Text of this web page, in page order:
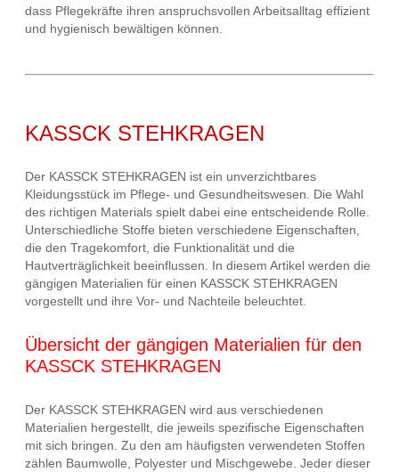
dass Pflegekräfte ihren anspruchsvollen Arbeitsalltag effizient
und hygienisch bewältigen können.
KASSCK STEHKRAGEN
Der KASSCK STEHKRAGEN ist ein unverzichtbares
Kleidungsstück im Pflege- und Gesundheitswesen. Die Wahl
des richtigen Materials spielt dabei eine entscheidende Rolle.
Unterschiedliche Stoffe bieten verschiedene Eigenschaften,
die den Tragekomfort, die Funktionalität und die
Hautverträglichkeit beeinflussen. In diesem Artikel werden die
gängigen Materialien für einen KASSCK STEHKRAGEN
vorgestellt und ihre Vor- und Nachteile beleuchtet.
Übersicht der gängigen Materialien für den
KASSCK STEHKRAGEN
Der KASSCK STEHKRAGEN wird aus verschiedenen
Materialien hergestellt, die jeweils spezifische Eigenschaften
mit sich bringen. Zu den am häufigsten verwendeten Stoffen
zählen Baumwolle, Polyester und Mischgewebe. Jeder dieser